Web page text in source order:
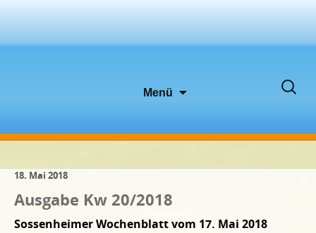
Menü
Suchen
18. Mai 2018
Ausgabe Kw 20/2018
Sossenheimer Wochenblatt vom 17. Mai 2018